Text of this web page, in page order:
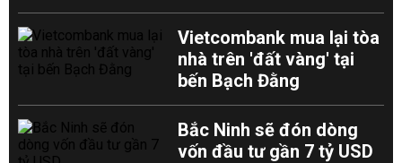
Vietcombank mua lại tòa
nhà trên 'đất vàng' tại
bến Bạch Đằng
Bắc Ninh sẽ đón dòng
vốn đầu tư gần 7 tỷ USD